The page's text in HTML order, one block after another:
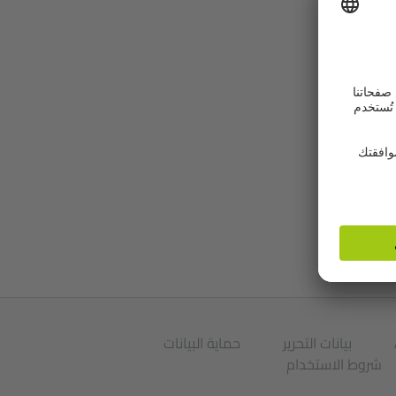
بيانات التحرير
حماية البيانات
شروط الاستخدام